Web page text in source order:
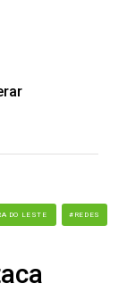
DO LESTE #REDES